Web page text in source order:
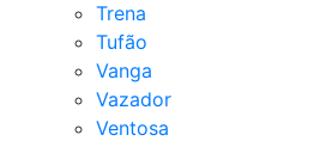
Trena
Tufão
Vanga
Vazador
Ventosa